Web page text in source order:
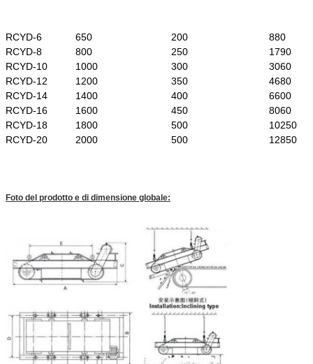
RCYD-6 650 200
880
RCYD-8
800 250
1790
RCYD-10
1000 300
3060
RCYD-12
1200 350
4680
RCYD-14
1400 400
6600
RCYD-16
1600 450
8060
RCYD-18
1800 500
10250
RCYD-20
2000 500 12850
Foto del prodotto e di dimensione globale: